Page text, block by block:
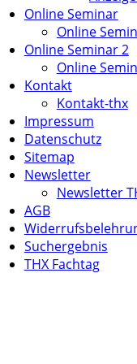
Online Seminar
Online
Online Seminar 2
Online
Kontakt
Kontakt-thx
Impressum
Datenschutz
Sitemap
Newsletter
Newsletter
AGB
Suchergebnis
THX Fachtag